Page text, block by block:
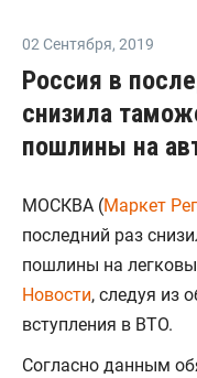
02 Сентября, 2019
Россия в
снизила
пошлины на
МОСКВА (Маркет
последний раз
пошлины на
Новости, следуя из
вступления в ВТО.
Согласно данным